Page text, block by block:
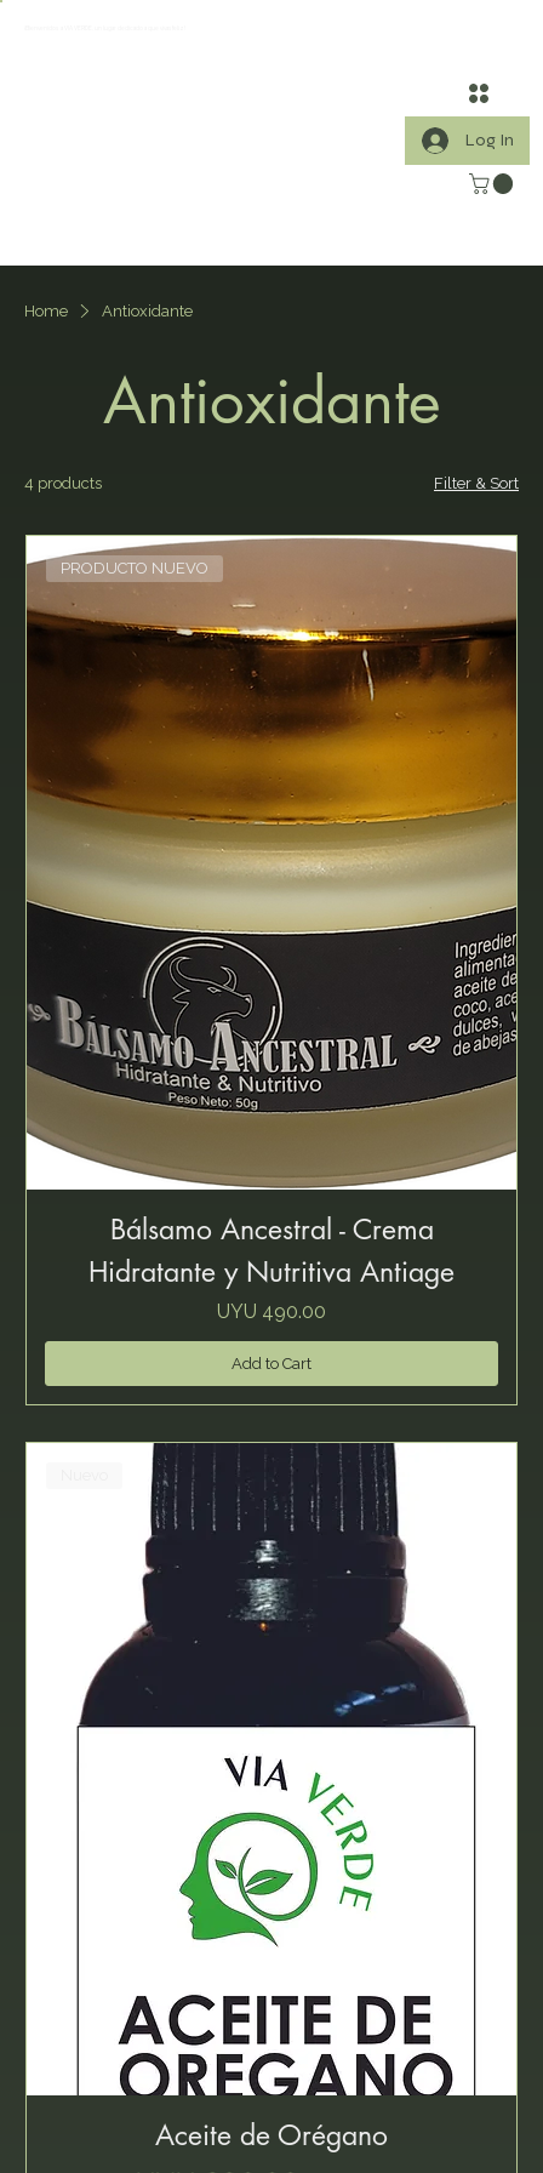
Log In
Home Antioxidante
Antioxidante
4 products Filter & Sort
PRODUCTO NUEVO
Bálsamo Ancestral - Crema
Hidratante y Nutritiva Antiage
Price
UYU 490.00
Add to Cart
Aceite de Orégano